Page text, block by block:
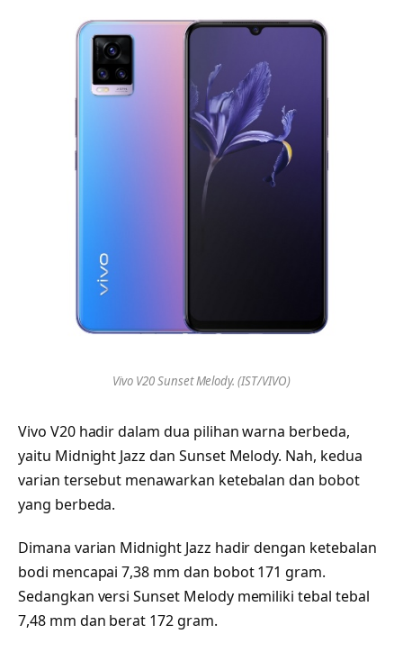
Vivo V20 Sunset Melody. (IST/VIVO)
Vivo V20 hadir dalam dua pilihan warna berbeda,
yaitu Midnight Jazz dan Sunset Melody. Nah, kedua
varian tersebut menawarkan ketebalan dan bobot
yang berbeda.
Dimana varian Midnight Jazz hadir dengan ketebalan
bodi mencapai 7,38 mm dan bobot 171 gram.
Sedangkan versi Sunset Melody memiliki tebal tebal
7,48 mm dan berat 172 gram.